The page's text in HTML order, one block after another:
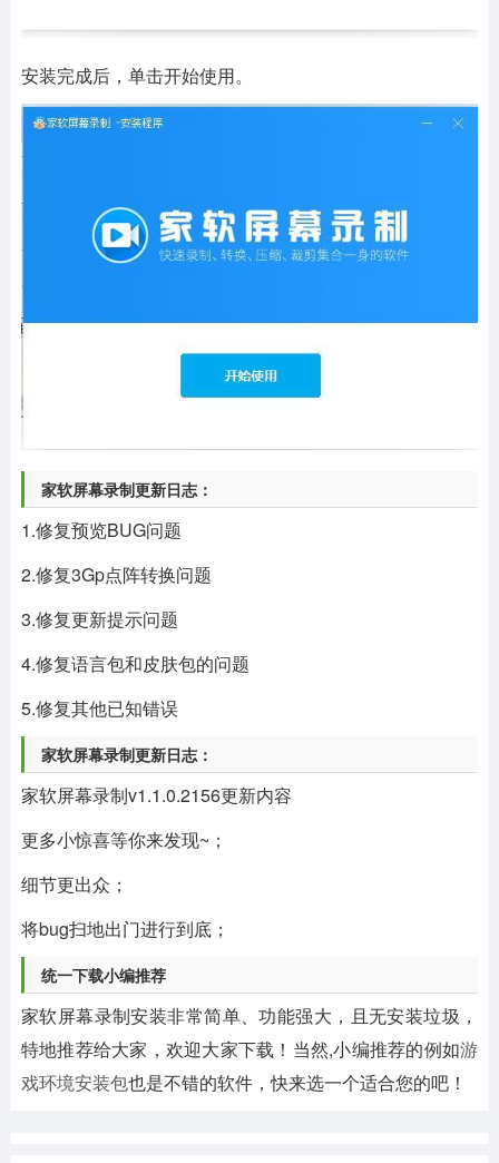
安装完成后，单击开始使用。
家软屏幕录制更新日志：
1.修复预览BUG问题
2.修复3Gp点阵转换问题
3.修复更新提示问题
4.修复语言包和皮肤包的问题
5.修复其他已知错误
家软屏幕录制更新日志：
家软屏幕录制v1.1.0.2156更新内容
更多小惊喜等你来发现~；
细节更出众；
将bug扫地出门进行到底；
统一下载小编推荐
家软屏幕录制安装非常简单、功能强大，且无安装垃圾，
特地推荐给大家，欢迎大家下载！当然,小编推荐的例如游
戏环境安装包也是不错的软件，快来选一个适合您的吧！